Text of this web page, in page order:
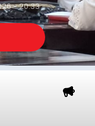
- 20:33